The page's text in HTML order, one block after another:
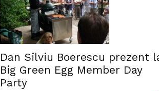
Dan Silviu Boerescu prezent
Big Green Egg Member Day
Party